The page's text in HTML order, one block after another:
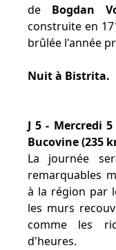
de Bogdan
construite en
brûlée l'année
Nuit à Bistrita.
J 5 - Mercredi
Bucovine (235
La journée
remarquables
à la région par
les murs
comme les
d'heures.